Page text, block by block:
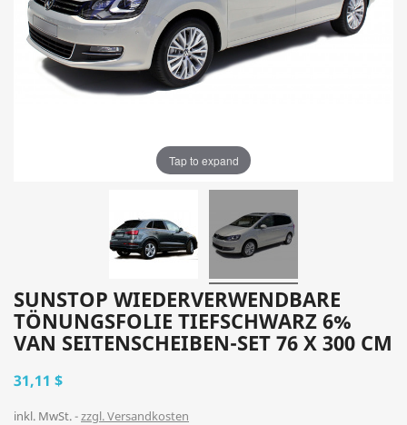
Tap to expand
SUNSTOP WIEDERVERWENDBARE
TÖNUNGSFOLIE TIEFSCHWARZ 6%
VAN SEITENSCHEIBEN-SET 76 X 300 CM
31,11 $
inkl. MwSt. zzgl. Versandkosten